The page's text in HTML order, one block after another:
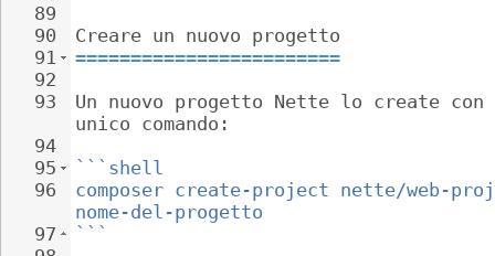
89
90
91
92
93
94
95
96
97
Creare un nuovo progetto
========================
Un nuovo progetto Nette lo create
unico comando:
```shell
composer create-project nette/web-
nome-del-progetto
```